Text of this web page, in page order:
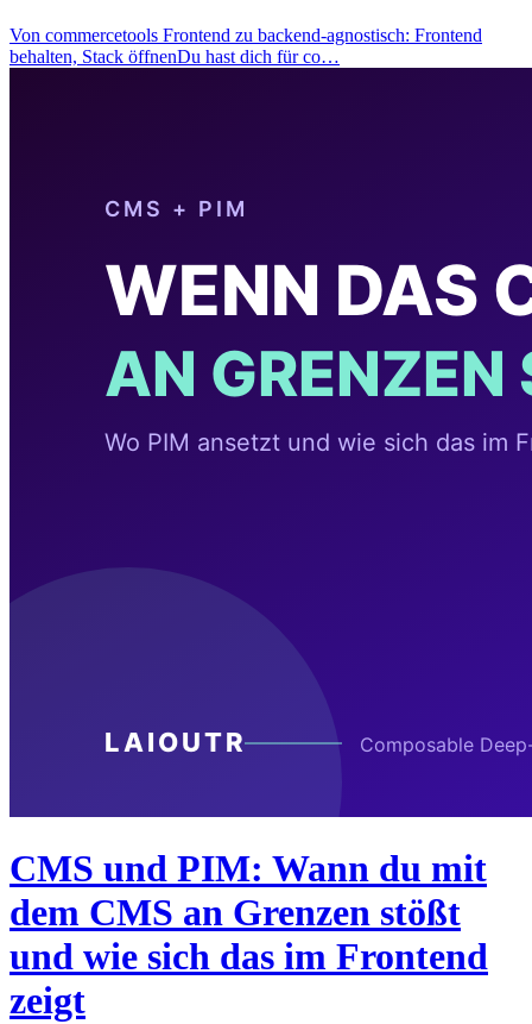
Von commercetools Frontend zu backend-agnostisch: Frontend
behalten, Stack öffnenDu hast dich für co…
CMS und PIM: Wann du mit
dem CMS an Grenzen stößt
und wie sich das im Frontend
zeigt